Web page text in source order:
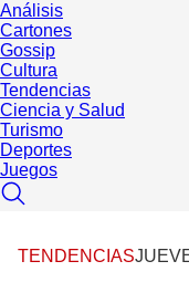
Análisis
Cartones
Gossip
Cultura
Tendencias
Ciencia y Salud
Turismo
Deportes
Juegos
TENDENCIAS